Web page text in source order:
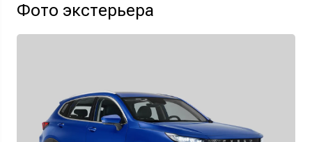
Фото экстерьера